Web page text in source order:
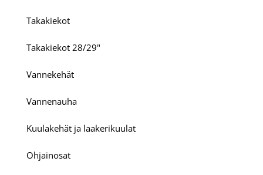
Takakiekot
Takakiekot 28/29"
Vannekehät
Vannenauha
Kuulakehät ja laakerikuulat
Ohjainosat